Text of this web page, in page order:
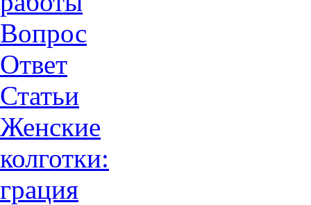
Вопрос
Ответ
Статьи
Женские
колготки:
грация